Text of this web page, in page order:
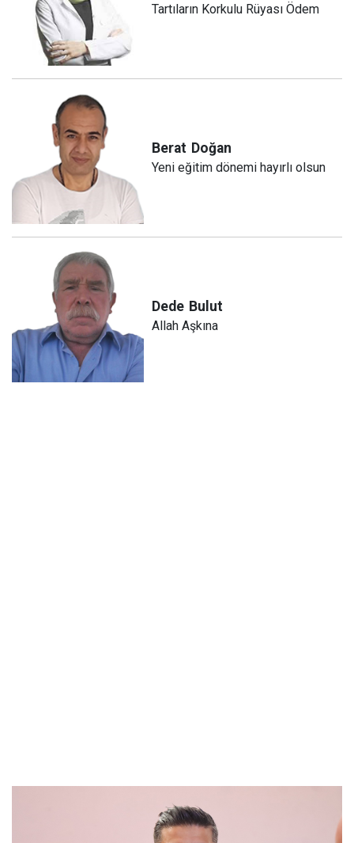
Tartıların Korkulu Rüyası Ödem
Berat Doğan
Yeni eğitim dönemi hayırlı olsun
Dede Bulut
Allah Aşkına